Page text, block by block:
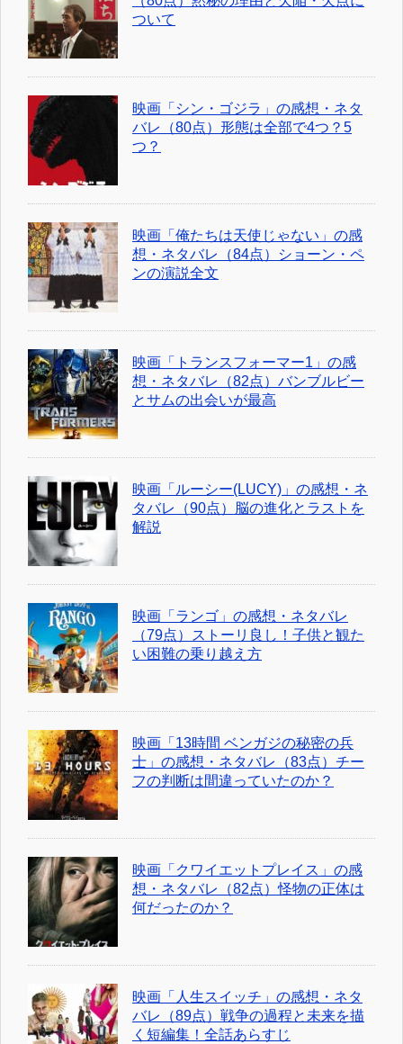
ついて
映画「シン・ゴジラ」の感想・ネタ
バレ（80点）形態は全部で4つ？5
つ？
映画「俺たちは天使じゃない」の感
想・ネタバレ（84点）ショーン・ペ
ンの演説全文
映画「トランスフォーマー1」の感
想・ネタバレ（82点）バンブルビー
とサムの出会いが最高
映画「ルーシー(LUCY)」の感想・ネ
タバレ（90点）脳の進化とラストを
解説
映画「ランゴ」の感想・ネタバレ
（79点）ストーリ良し！子供と観た
い困難の乗り越え方
映画「13時間 ベンガジの秘密の兵
士」の感想・ネタバレ（83点）チー
フの判断は間違っていたのか？
映画「クワイエットプレイス」の感
想・ネタバレ（82点）怪物の正体は
何だったのか？
映画「人生スイッチ」の感想・ネタ
バレ（89点）戦争の過程と未来を描
く短編集！全話あらすじ